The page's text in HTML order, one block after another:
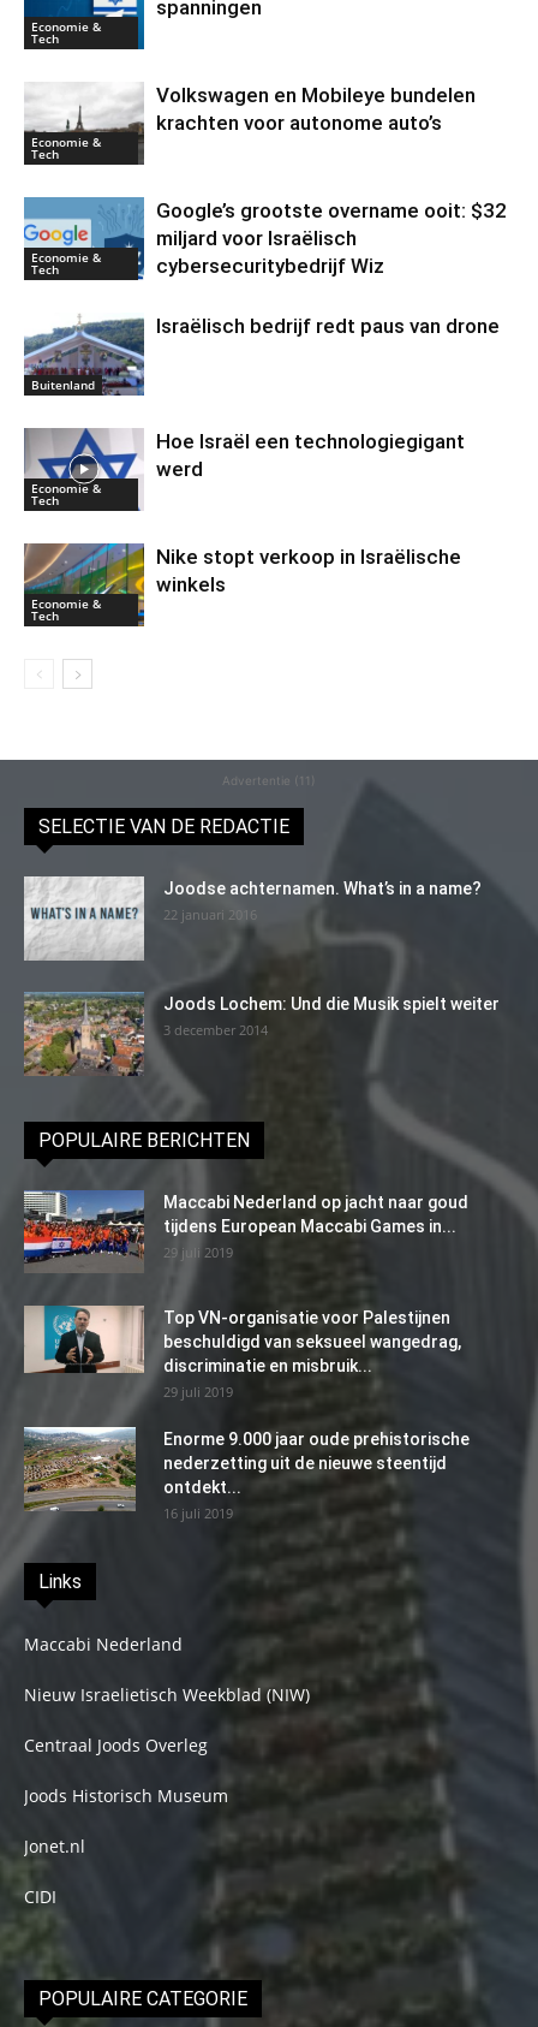
Economie &
Tech
spanningen
Economie &
Tech
Volkswagen en Mobileye bundelen
krachten voor autonome auto’s
Economie &
Tech
Google’s grootste overname ooit: $32
miljard voor Israëlisch
cybersecuritybedrijf Wiz
Buitenland
Israëlisch bedrijf redt paus van drone
Economie &
Tech
Hoe Israël een technologiegigant
werd
Economie &
Tech
Nike stopt verkoop in Israëlische
winkels
Advertentie (11)
SELECTIE VAN DE REDACTIE
Joodse achternamen. What’s in a name?
22 januari 2016
Joods Lochem: Und die Musik spielt weiter
3 december 2014
POPULAIRE BERICHTEN
Maccabi Nederland op jacht naar goud
tijdens European Maccabi Games in...
29 juli 2019
Top VN-organisatie voor Palestijnen
beschuldigd van seksueel wangedrag,
discriminatie en misbruik...
29 juli 2019
Enorme 9.000 jaar oude prehistorische
nederzetting uit de nieuwe steentijd
ontdekt...
16 juli 2019
Links
Maccabi Nederland
Nieuw Israelietisch Weekblad (NIW)
Centraal Joods Overleg
Joods Historisch Museum
Jonet.nl
CIDI
POPULAIRE CATEGORIE